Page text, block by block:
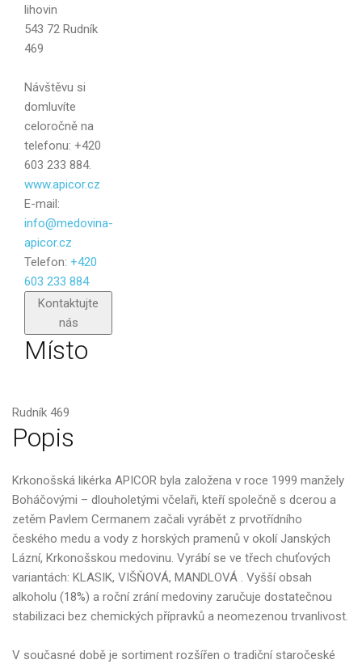
lihovin
543 72 Rudník
469
Návštěvu si
domluvíte
celoročně na
telefonu: +420
603 233 884.
www.apicor.cz
E-mail:
info@medovina-
apicor.cz
Telefon: +420
603 233 884
Kontaktujte
nás
Poslat
Místo
Rudník 469
Popis
Krkonošská likérka APICOR byla založena v roce 1999 manžely
Boháčovými – dlouholetými včelaři, kteří společně s dcerou a
zetěm Pavlem Cermanem začali vyrábět z prvotřídního
českého medu a vody z horských pramenů v okolí Janských
Lázní, Krkonošskou medovinu. Vyrábí se ve třech chuťových
variantách: KLASIK, VIŠŇOVÁ, MANDLOVÁ . Vyšší obsah
alkoholu (18%) a roční zrání medoviny zaručuje dostatečnou
stabilizaci bez chemických přípravků a neomezenou trvanlivost.
V současné době je sortiment rozšířen o tradiční staročeské